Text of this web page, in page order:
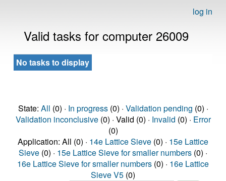
log in
Valid tasks for computer 26009
No tasks to display
State: All (0) · In progress(0) · Validation pending (0) ·
Validation inconclusive(0) · Valid (0) · Invalid (0) · Error
(0)
Application: All (0) · 14e Lattice Sieve (0) · 15e Lattice
Sieve (0) · 15e Lattice Sieve for smaller numbers (0) ·
16e Lattice Sieve for smaller numbers (0) · 16e Lattice
Sieve V5 (0)